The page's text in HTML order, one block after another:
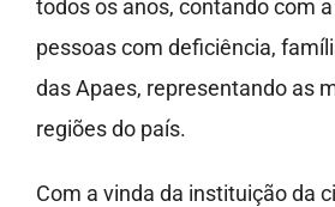
todos os anos, contando com
pessoas com deficiência,
das Apaes, representando as
regiões do país.
Com a vinda da instituição da